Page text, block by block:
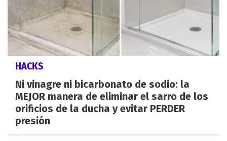
HACKS
Ni vinagre ni bicarbonato de sodio: la
MEJOR manera de eliminar el sarro de los
orificios de la ducha y evitar PERDER
presión